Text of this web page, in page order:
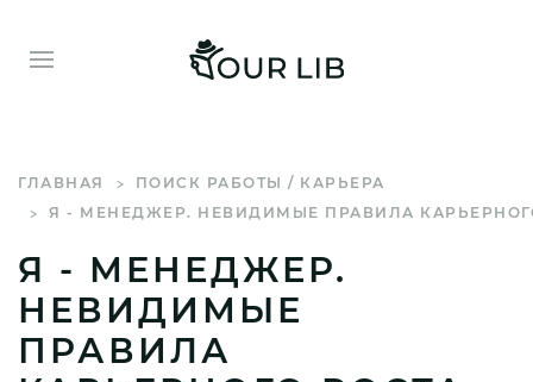
ГЛАВНАЯ
ПОИСК РАБОТЫ / КАРЬЕРА
Я - МЕНЕДЖЕР. НЕВИДИМЫЕ ПРАВИЛА
Я - МЕНЕДЖЕР.
НЕВИДИМЫЕ
ПРАВИЛА